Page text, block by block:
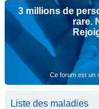
3 millions de
rare.
Ce forum est un
Liste des maladies